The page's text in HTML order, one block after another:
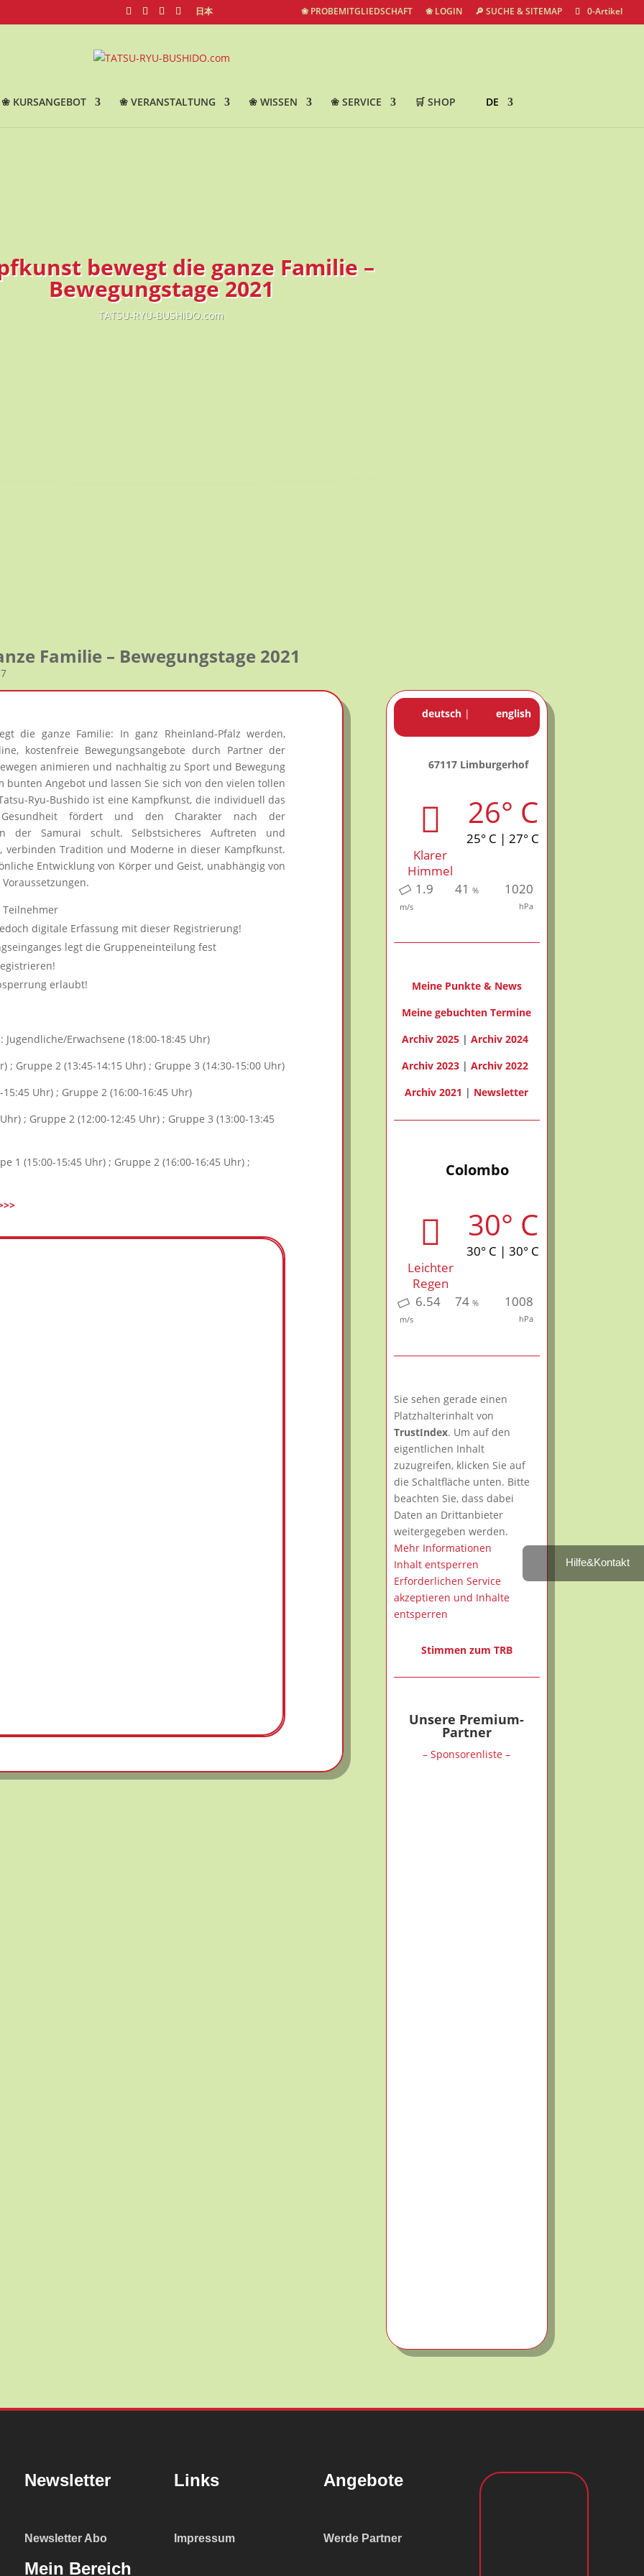
日本 ❀ PROBEMITGLIEDSCHAFT ❀ LOGIN 🔎 SUCHE & SITEMAP 0-Artikel
❀ KURSANGEBOT ❀ VERANSTALTUNG ❀ WISSEN ❀ SERVICE 🛒 SHOP DE
bewegt die ganze Familie –
Bewegungstage 2021
TATSU-RYU-BUSHIDO.com
Familie – Bewegungstage 2021
die ganze Familie: In ganz Rheinland-Pfalz werden,
kostenfreie Bewegungsangebote durch Partner der
animieren und nachhaltig zu Sport und Bewegung
bunten Angebot und lassen Sie sich von den vielen tollen
Ryu-Bushido ist eine Kampfkunst, die individuell das
Gesundheit fördert und den Charakter nach der
der Samurai schult. Selbstsicheres Auftreten und
verbinden Tradition und Moderne in dieser Kampfkunst.
Entwicklung von Körper und Geist, unabhängig von
Teilnehmer
digitale Erfassung mit dieser Registrierung!
legt die Gruppeneinteilung fest
erlaubt!
Jugendliche/Erwachsene (18:00-18:45 Uhr)
; Gruppe 2 (13:45-14:15 Uhr) ; Gruppe 3 (14:30-15:00 Uhr)
Uhr) ; Gruppe 2 (16:00-16:45 Uhr)
; Gruppe 2 (12:00-12:45 Uhr) ; Gruppe 3 (13:00-13:45
1 (15:00-15:45 Uhr) ; Gruppe 2 (16:00-16:45 Uhr) ;
deutsch | english
67117 Limburgerhof
Klarer
Himmel
26° C
25° C | 27° C
1.9
m/s
41 % 1020
hPa
Meine Punkte & News
Meine gebuchten Termine
Archiv 2025 |Archiv 2024
Archiv 2023 |Archiv 2022
Archiv 2021 | Newsletter
Colombo
Leichter
Regen
30° C
30° C | 30° C
6.54
m/s
74 % 1008
hPa
Sie sehen gerade einen
Platzhalterinhalt von
TrustIndex. Um auf den
eigentlichen Inhalt
zuzugreifen, klicken Sie auf
die Schaltfläche unten. Bitte
beachten Sie, dass dabei
Daten an Drittanbieter
weitergegeben werden.
Mehr Informationen
Inhalt entsperren
Erforderlichen Service
akzeptieren und Inhalte
entsperren
Stimmen zum TRB
Unsere Premium-
Partner
– Sponsorenliste –
Newsletter
Newsletter Abo
Mein Bereich
Links
Impressum
Angebote
Werde Partner
Hilfe&Kontakt